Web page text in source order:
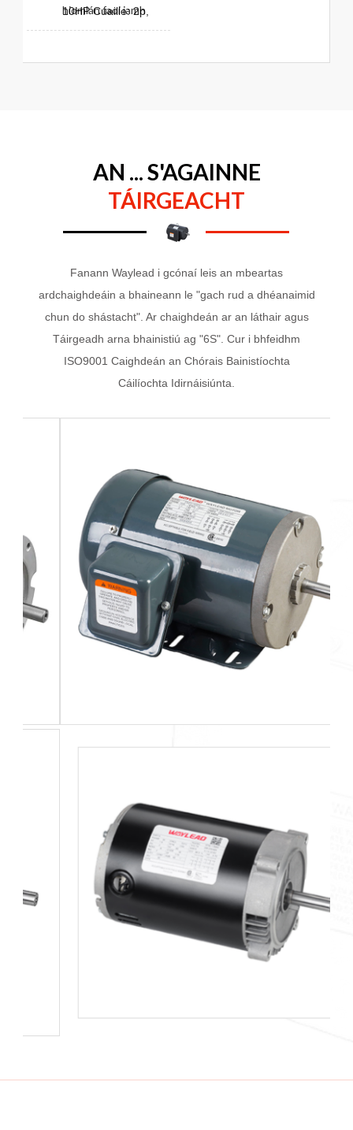
hiomlán faoi iamh
10HP Cuaille: 2p,
AN ... S'AGAINNE
TÁIRGEACHT
Fanann Waylead i gcónaí leis an mbeartas
ardchaighdeáin a bhaineann le "gach rud a dhéanaimid
chun do shástacht". Ar chaighdeán ar an láthair agus
Táirgeadh arna bhainistiú ag "6S". Cur i bhfeidhm
ISO9001 Caighdeán an Chórais Bainistíochta
Cáilíochta Idirnáisiúnta.